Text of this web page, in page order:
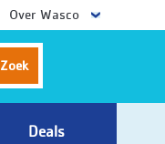
Over Wasco
Zoek
Deals